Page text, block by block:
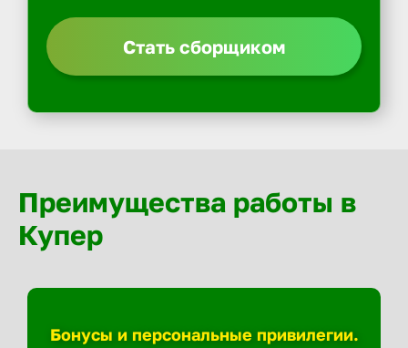
Стать сборщиком
Преимущества работы в
Купер
Бонусы и персональные привилегии.